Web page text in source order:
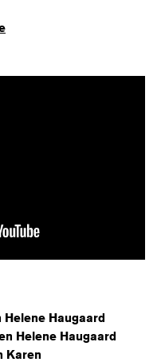
Haugaard
Helene Haugaard
Karen